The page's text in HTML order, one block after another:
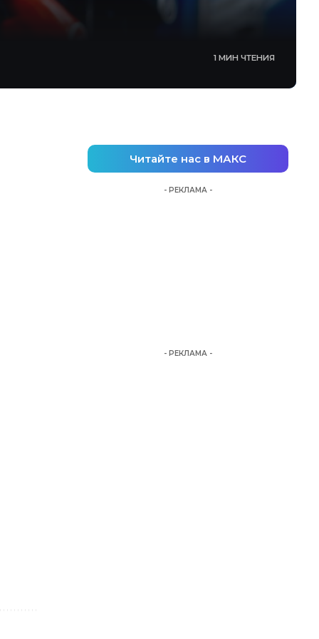
1 МИН ЧТЕНИЯ
Читайте нас в МАКС
- РЕКЛАМА -
- РЕКЛАМА -